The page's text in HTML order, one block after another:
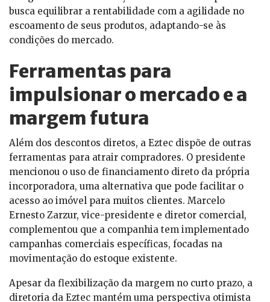
busca equilibrar a rentabilidade com a agilidade no
escoamento de seus produtos, adaptando-se às
condições do mercado.
Ferramentas para
impulsionar o mercado e a
margem futura
Além dos descontos diretos, a Eztec dispõe de outras
ferramentas para atrair compradores. O presidente
mencionou o uso de financiamento direto da própria
incorporadora, uma alternativa que pode facilitar o
acesso ao imóvel para muitos clientes. Marcelo
Ernesto Zarzur, vice-presidente e diretor comercial,
complementou que a companhia tem implementado
campanhas comerciais específicas, focadas na
movimentação do estoque existente.
Apesar da flexibilização da margem no curto prazo, a
diretoria da Eztec mantém uma perspectiva otimista